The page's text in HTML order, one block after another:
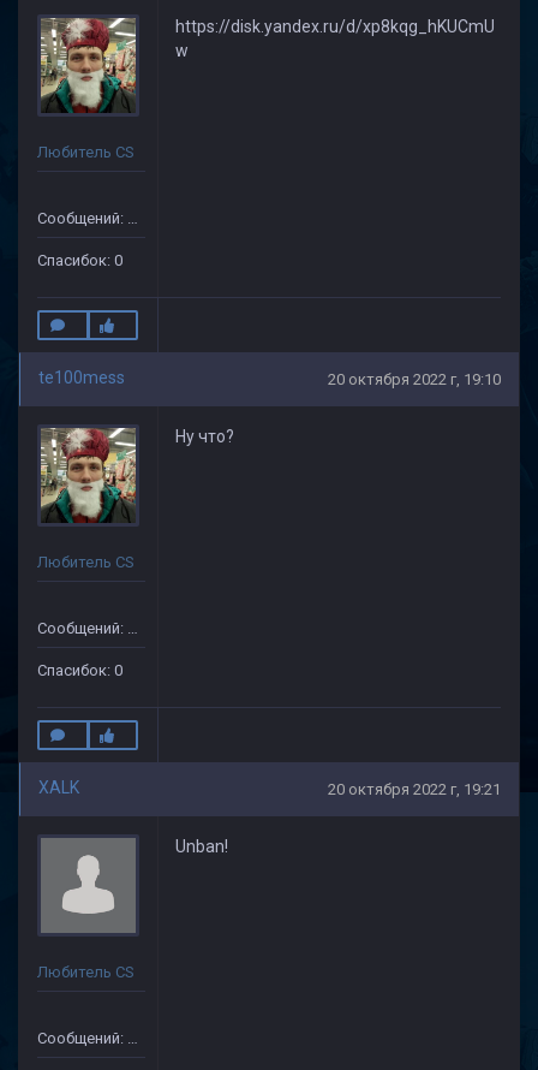
Любитель CS
Сообщений: 14
Спасибок: 0
https://disk.yandex.ru/d/xp8kqg_hKUCmU
w
te100mess 20 октября 2022 г, 19:10
Любитель CS
Сообщений: 14
Спасибок: 0
Ну что?
XALK 20 октября 2022 г, 19:21
Любитель CS
Сообщений: 149
Unban!